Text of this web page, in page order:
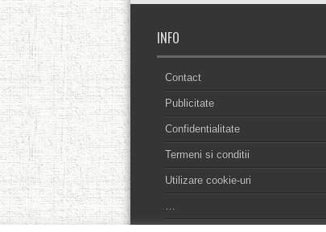
INFO
Contact
Publicitate
Confidentialitate
Termeni si conditii
Utilizare cookie-uri
…